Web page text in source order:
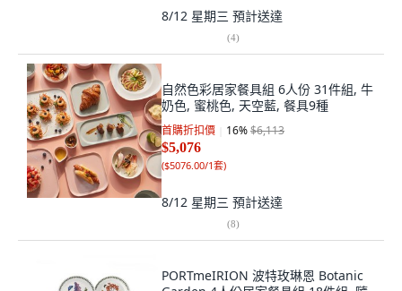
8/12 星期三 預計送達
(4)
自然色彩居家餐具組 6人份 31件組, 牛
奶色, 蜜桃色, 天空藍, 餐具9種
首購折扣價 16%$6,113
$5,076
($5076.00/1套)
8/12 星期三 預計送達
(8)
PORTmeIRION 波特玫琳恩 Botanic